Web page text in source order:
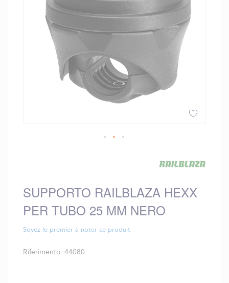
immagini
di
immagini
SUPPORTO RAILBLAZA HEXX
PER TUBO 25 MM NERO
Soyez le premier à noter ce produit
Riferimento 44080